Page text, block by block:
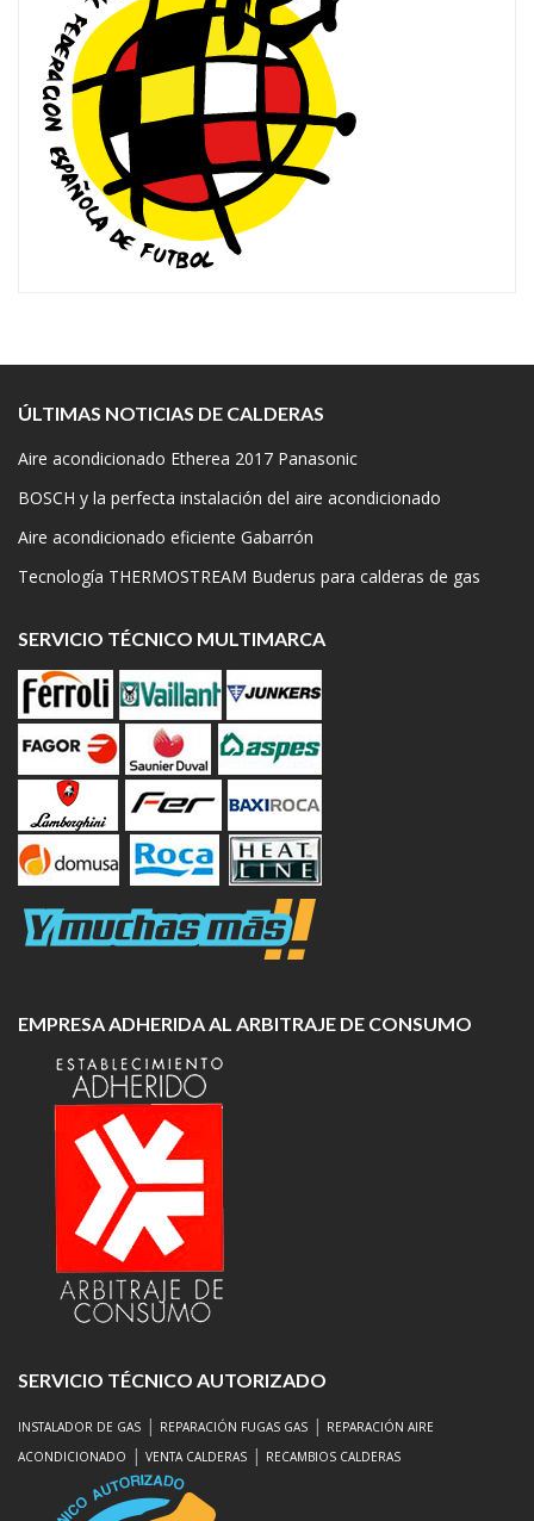
ÚLTIMAS NOTICIAS DE CALDERAS
Aire acondicionado Etherea 2017 Panasonic
BOSCH y la perfecta instalación del aire acondicionado
Aire acondicionado eficiente Gabarrón
Tecnología THERMOSTREAM Buderus para calderas de gas
SERVICIO TÉCNICO MULTIMARCA
EMPRESA ADHERIDA AL ARBITRAJE DE CONSUMO
SERVICIO TÉCNICO AUTORIZADO
INSTALADOR DE GAS | REPARACIÓN FUGAS GAS | REPARACIÓN AIRE
ACONDICIONADO
| VENTA CALDERAS | RECAMBIOS CALDERAS